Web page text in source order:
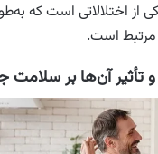
از اختلالاتی است که
است.
تأثیر آن‌ها بر